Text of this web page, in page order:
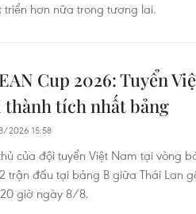
triển hơn nữa trong tương lai.
Cup 2026: Tuyển
thành tích nhất bảng
2026 15:58
của đội tuyển Việt Nam tại vòng
trận đấu tại bảng B giữa Thái Lan
giờ ngày 8/8.